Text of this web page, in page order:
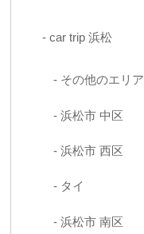
car trip 浜松
その他のエリア
浜松市 中区
浜松市 西区
タイ
浜松市 南区